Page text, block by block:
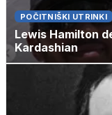
POČITNIŠKI UTRINKI
Lewis Hamilton
Kardashian